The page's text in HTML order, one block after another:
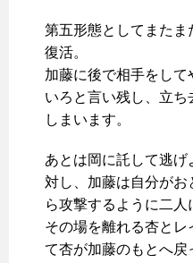
第五形態としてまたま
復活。
加藤に後で相手をして
いろと言い残し、立ち
しまいます。
あとは岡に託して逃げ
対し、加藤は自分が
ら攻撃するように二人
その場を離れる杏とレ
て杏が加藤のもとへ戻